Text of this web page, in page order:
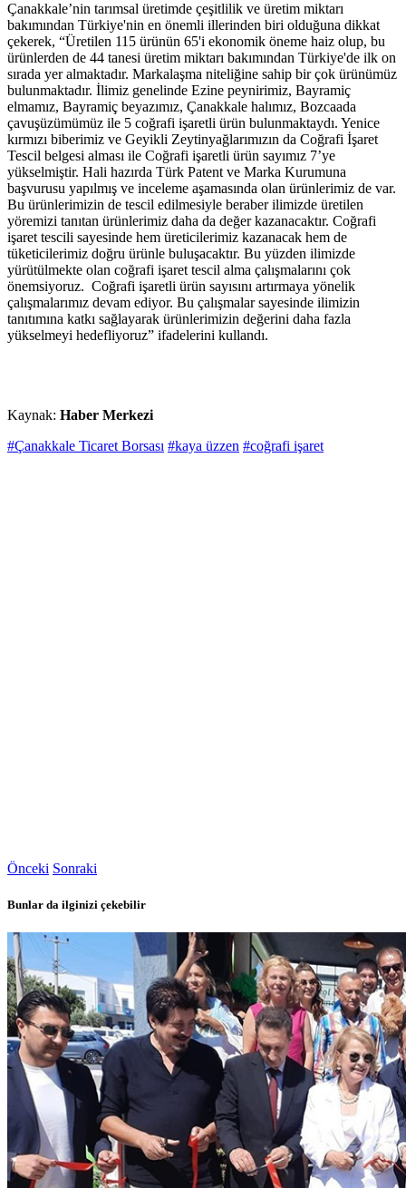
Çanakkale’nin tarımsal üretimde çeşitlilik ve üretim miktarı
bakımından Türkiye'nin en önemli illerinden biri olduğuna dikkat
çekerek, “Üretilen 115 ürünün 65'i ekonomik öneme haiz olup, bu
ürünlerden de 44 tanesi üretim miktarı bakımından Türkiye'de ilk on
sırada yer almaktadır. Markalaşma niteliğine sahip bir çok ürünümüz
bulunmaktadır. İlimiz genelinde Ezine peynirimiz, Bayramiç
elmamız, Bayramiç beyazımız, Çanakkale halımız, Bozcaada
çavuşüzümümüz ile 5 coğrafi işaretli ürün bulunmaktaydı. Yenice
kırmızı biberimiz ve Geyikli Zeytinyağlarımızın da Coğrafi İşaret
Tescil belgesi alması ile Coğrafi işaretli ürün sayımız 7’ye
yükselmiştir. Hali hazırda Türk Patent ve Marka Kurumuna
başvurusu yapılmış ve inceleme aşamasında olan ürünlerimiz de var.
Bu ürünlerimizin de tescil edilmesiyle beraber ilimizde üretilen
yöremizi tanıtan ürünlerimiz daha da değer kazanacaktır. Coğrafi
işaret tescili sayesinde hem üreticilerimiz kazanacak hem de
tüketicilerimiz doğru ürünle buluşacaktır. Bu yüzden ilimizde
yürütülmekte olan coğrafi işaret tescil alma çalışmalarını çok
önemsiyoruz. Coğrafi işaretli ürün sayısını artırmaya yönelik
çalışmalarımız devam ediyor. Bu çalışmalar sayesinde ilimizin
tanıtımına katkı sağlayarak ürünlerimizin değerini daha fazla
yükselmeyi hedefliyoruz” ifadelerini kullandı.
Kaynak: Haber Merkezi
#Çanakkale Ticaret Borsası #kaya üzzen #coğrafi işaret
Önceki Sonraki
Bunlar da ilginizi çekebilir